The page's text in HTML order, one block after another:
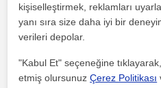
A1–B2 seviyelerinde Almanca
1. ders ücretsiz
kişiselleştirmek, reklamları
yanı sıra size daha iyi bir
verileri depolar.
"Kabul Et" seçeneğine
etmiş olursunuzÇerez Politikası